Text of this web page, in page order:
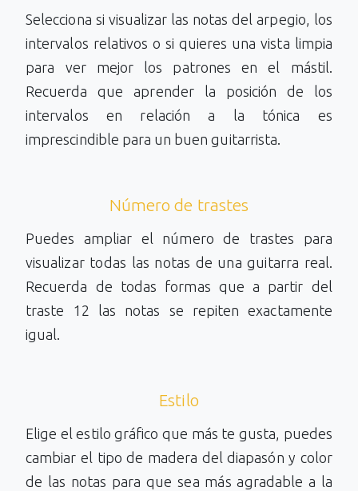
Selecciona si visualizar las notas del arpegio, los
intervalos relativos o si quieres una vista limpia
para ver mejor los patrones en el mástil.
Recuerda que aprender la posición de los
intervalos en relación a la tónica es
imprescindible para un buen guitarrista.
Número de trastes
Puedes ampliar el número de trastes para
visualizar todas las notas de una guitarra real.
Recuerda de todas formas que a partir del
traste 12 las notas se repiten exactamente
igual.
Estilo
Elige el estilo gráfico que más te gusta, puedes
cambiar el tipo de madera del diapasón y color
de las notas para que sea más agradable a la